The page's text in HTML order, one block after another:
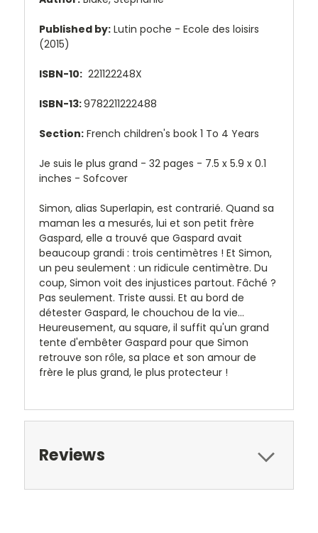
Published by: Lutin poche - Ecole des loisirs
(2015)
ISBN-10: 221122248X
ISBN-13:9782211222488
Section: French children's book 1 To 4 Years
Je suis le plus grand - 32 pages - 7.5 x 5.9 x 0.1
inches - Sofcover
Simon, alias Superlapin, est contrarié. Quand sa
maman les a mesurés, lui et son petit frère
Gaspard, elle a trouvé que Gaspard avait
beaucoup grandi : trois centimètres ! Et Simon,
un peu seulement : un ridicule centimètre. Du
coup, Simon voit des injustices partout. Fâché ?
Pas seulement. Triste aussi. Et au bord de
détester Gaspard, le chouchou de la vie...
Heureusement, au square, il suffit qu'un grand
tente d'embêter Gaspard pour que Simon
retrouve son rôle, sa place et son amour de
frère le plus grand, le plus protecteur !
Reviews